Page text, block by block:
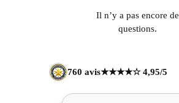
Il n’y a pas encore de
questions.
760 avis★★★★☆ 4,95/5